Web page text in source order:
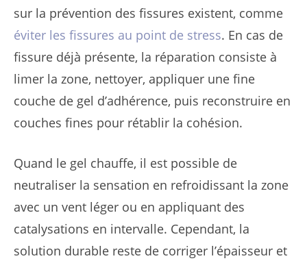
sur la prévention des fissures existent, comme
éviter les fissures au point de stress. En cas de
fissure déjà présente, la réparation consiste à
limer la zone, nettoyer, appliquer une fine
couche de gel d’adhérence, puis reconstruire en
couches fines pour rétablir la cohésion.
Quand le gel chauffe, il est possible de
neutraliser la sensation en refroidissant la zone
avec un vent léger ou en appliquant des
catalysations en intervalle. Cependant, la
solution durable reste de corriger l’épaisseur et